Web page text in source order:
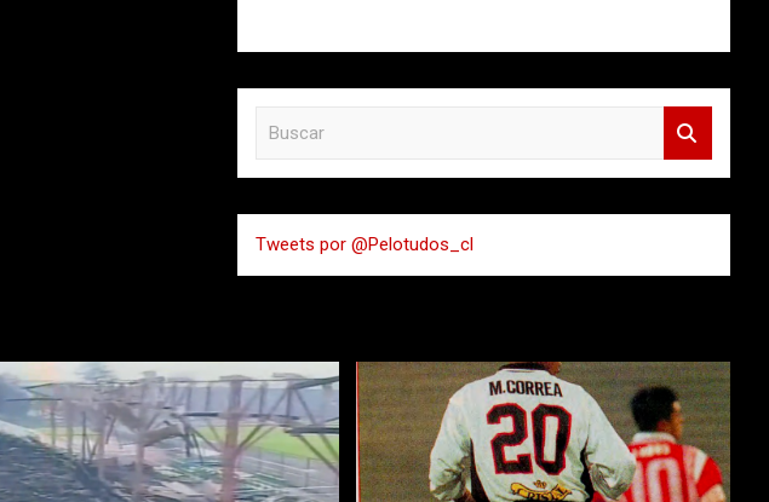
a
r
Tweets por @Pelotudos_cl